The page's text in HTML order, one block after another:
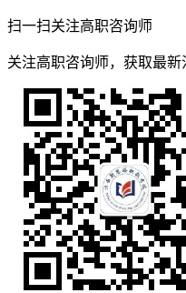
扫一扫关注高职咨询师
关注高职咨询师，获取最新